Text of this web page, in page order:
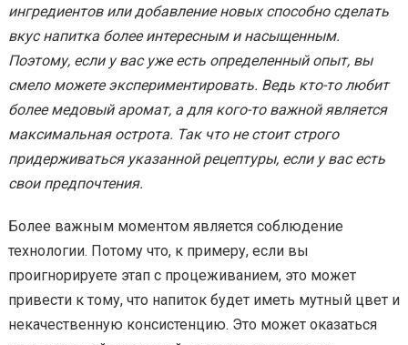
ингредиентов или добавление новых способно сделать
вкус напитка более интересным и насыщенным.
Поэтому, если у вас уже есть определенный опыт, вы
смело можете экспериментировать. Ведь кто-то любит
более медовый аромат, а для кого-то важной является
максимальная острота. Так что не стоит строго
придерживаться указанной рецептуры, если у вас есть
свои предпочтения.
Более важным моментом является соблюдение
технологии. Потому что, к примеру, если вы
проигнорируете этап с процеживанием, это может
привести к тому, что напиток будет иметь мутный цвет и
некачественную консистенцию. Это может оказаться